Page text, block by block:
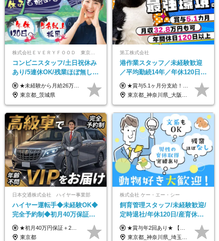
株式会社ＥＶＥＲＹＦＯＯＤ 東京本社
コンビニスタッフ/土日祝休み
あり/5連休OK/残業ほぼ無し/
賞与年2回/トイレ掃除・夜勤
無し/面接1回
★未経験から月給26万円スタート！ ★毎年1回（12月）の昇給＋賞与（年2回）で給与にしっかり反映！ 月給26万円＋賞与年2回＋交通費全額支給 ※リーダー・店長昇格後は基本給2万円UP＋役職手当支給 ※経験・スキルを考慮の上、決定します ※上記金額には固定残業代（21時間分・3万7300円以上）を含みます。超過分は別途全額支給します ※試用期間3ヶ月間あり（期間中の給与・待遇に差異はありません）
東京都_茨城県
第工株式会社
港作業スタッフ／未経験歓迎
／平均勤続14年／年休120日以
上／食事手当・家族手当あり
／賞与5.1ヶ月分
★賞与5.1ヶ月分支給！ ★入社3年目・30代で年収730万円の先輩も活躍中！ ★入社1年目・20代で月収29万円の実績あり 月給：22.5万円～30.5万円＋各種手当＋賞与年2回＋残業代全額支給 ※経験・能力などを考慮のうえ決定します ※上記月給には食事手当(5000円／月）を含みます ※残業代は分単位で100％支給いたします ※試用期間3ヶ月。その間の給与・待遇に差異はありません 【月収例】 ◆33.5万円／31歳 入社7か月 ◆38.5万円／32歳 入社1年目 ◆48.4万円／44歳 入社12年目 ※経験・能力などを考慮のうえ決定 ※月収・給与例には休日手当も含みます 【手当詳細】 ◆交通費規定支給（上限3万5000円／月） ◆時間外手当全額支給 ◆休日出勤手当 ◆港湾住宅あり（1R・2万円台～） ◆資格取得支援制度：全額負担 ◆地域手当：関東地区1万円／月
東京都_神奈川県_大阪府_愛知県_兵庫県
日本交通株式会社 ハイヤー事業部
ハイヤー運転手◆未経験OK◆
完全予約制◆初月40万保証◆
平均年収600万◆約4ヶ月研修
あり◆運転は1日4hほど
★初月40万円保証＋2～6ヶ月目35万円保証 ★平均年収600万円 月給236,000円（一律手当含む）＋運転手当（運転した時間に応じて支給）＋残業代＋賞与年2回 ※基礎研修期間（10日間）は日給1万円を支給します ※試用期間中（3ヶ月）の給与・待遇に差異はありません ※残業代は全額支給します
東京都
株式会社 ケー・エー・シー
飼育管理スタッフ/未経験歓迎/
定時退社/年休120日/産育休実
績あり/連休取得OK/賞与年2
回/急募求人
★賞与年2回あり★ 【未経験の方】月給20万7,750円～＋賞与年2回＋残業代全額支給＋交通費支給 【生物系大卒の方】月給21万3,750円～＋賞与年2回＋残業代全額支給＋交通費支給 ★手当が充実★ ・資格手当（実験動物技術者2級：月3,000円、1級：月7,000円） ・家族手当 ・住宅費用補助（転居を伴う転勤の場合：最大5年間支給） ・残業代全額支給 ※入社5年目程度で賞与4.6ヶ月分の支給実績あり ※月給の金額は、能力やスキルを考慮して決定します ※試用期間6ヶ月あり（雇用形態・給与・待遇に差異なし）
東京都_神奈川県_埼玉県_大阪府_愛知県_茨城県_三重県_京都府_佐賀県